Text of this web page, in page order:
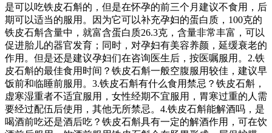
是可以吃铁皮石斛的，但是在怀孕的前三个月建议不食用，后
期可以适当的服用。因为它可以补充孕妇的蛋白质，100克的
铁皮石斛含量中，就富含蛋白质26.3克，含量非常丰富，可以
促进胎儿的器官发育；同时，对孕妇有美容养颜，延缓衰老的
作用。但是还是建议孕妇们在咨询医生后，按医嘱服用。2.铁
皮石斛的最佳食用时间？铁皮石斛一般空腹服用较佳，建议早
饭前和临睡前服用。3.铁皮石斛有什么食用禁忌？铁皮石斛，
虚寒湿重者不适宜服用，女性经期不宜服用，胃寒过重的人需
要经过配伍后使用，其他无所禁忌。4.铁皮石斛能解酒吗，是
喝酒前吃还是酒后吃？铁皮石斛具有一定的解酒作用，可在饮